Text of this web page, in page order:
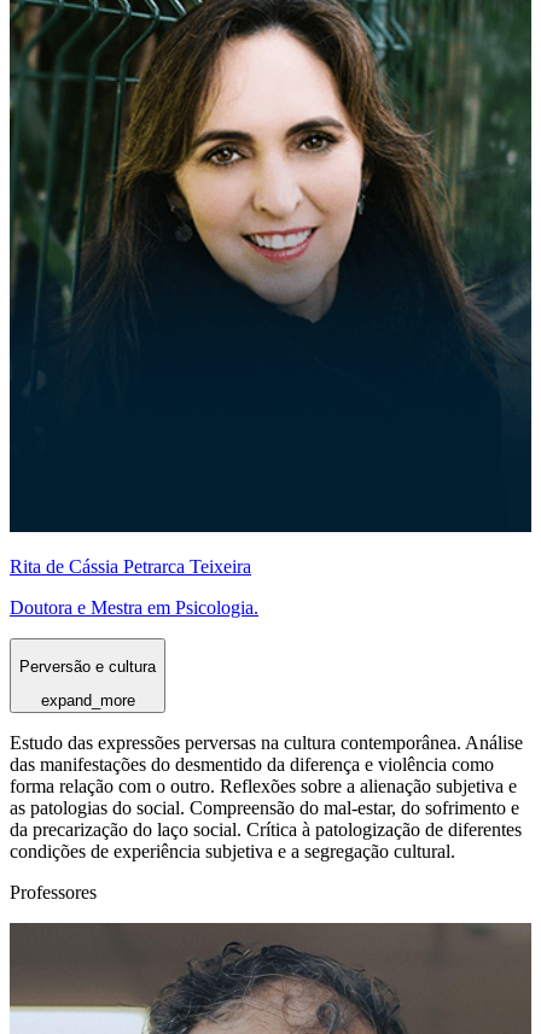
Rita de Cássia Petrarca Teixeira
Doutora e Mestra em Psicologia.
Perversão e cultura
expand_more
Estudo das expressões perversas na cultura contemporânea. Análise
das manifestações do desmentido da diferença e violência como
forma relação com o outro. Reflexões sobre a alienação subjetiva e
as patologias do social. Compreensão do mal-estar, do sofrimento e
da precarização do laço social. Crítica à patologização de diferentes
condições de experiência subjetiva e a segregação cultural.
Professores